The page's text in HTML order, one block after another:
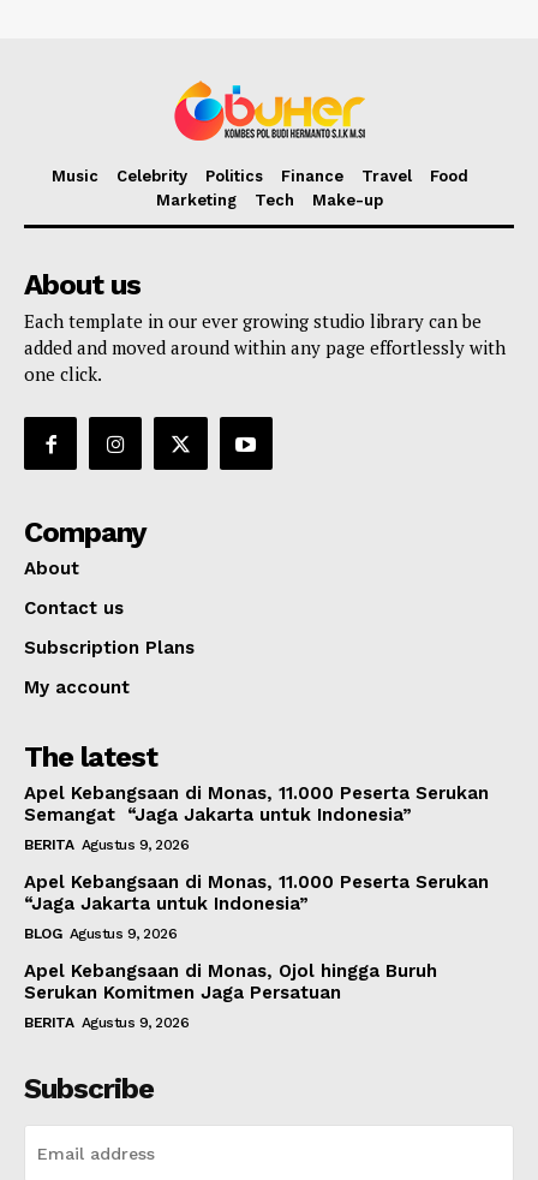
Music Celebrity Politics Finance Travel
Food
Marketing
Tech Make-up
About us
Each template in our ever growing studio library can be
added and moved around within any page effortlessly with
one click.
Company
About
Contact us
Subscription Plans
My account
The latest
Apel Kebangsaan di Monas, 11.000 Peserta Serukan
Semangat “Jaga Jakarta untuk Indonesia”
BERITA Agustus 9, 2026
Apel Kebangsaan di Monas, 11.000 Peserta Serukan
“Jaga Jakarta untuk Indonesia”
BLOG Agustus 9, 2026
Apel Kebangsaan di Monas, Ojol hingga Buruh
Serukan Komitmen Jaga Persatuan
BERITA Agustus 9, 2026
Subscribe